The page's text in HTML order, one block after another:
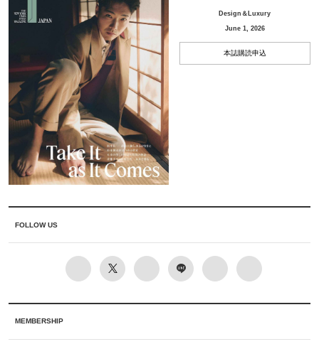
Design＆Luxury
June 1, 2026
本誌購読申込
FOLLOW US
MEMBERSHIP